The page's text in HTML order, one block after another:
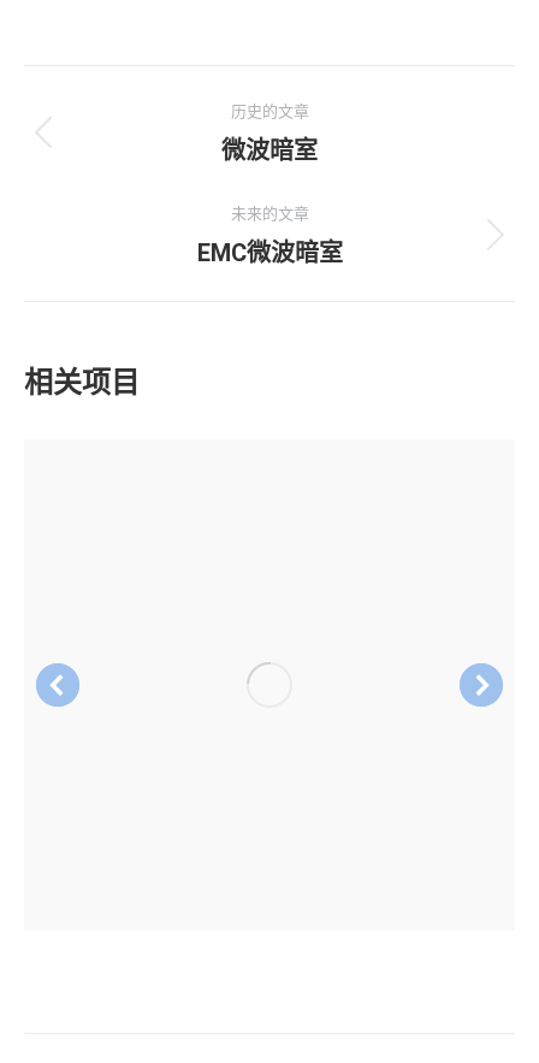
目
历史的文章
上
个
项
微波暗室
未来的文章
下
EMC微波暗室
相关项目